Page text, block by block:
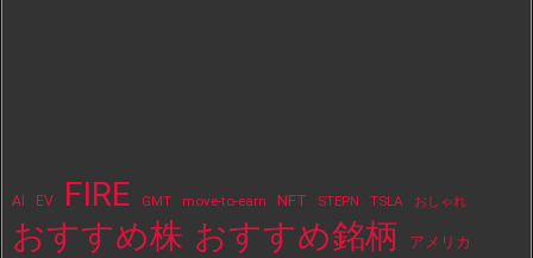
AI EV FIRE GMT move-to-earn NFT STEPN TSLA おしゃれ
おすすめ株 おすすめ銘柄 アメリカ